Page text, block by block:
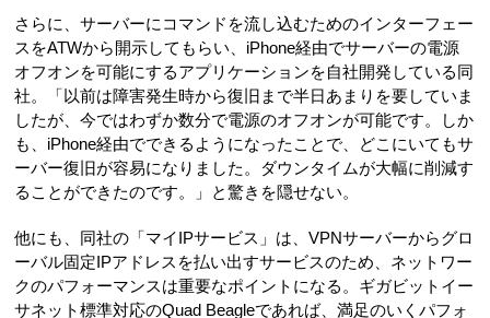
さらに、サーバーにコマンドを流し込むためのインターフェー
スをATWから開示してもらい、iPhone経由でサーバーの電源
オフオンを可能にするアプリケーションを自社開発している同
社。「以前は障害発生時から復旧まで半日あまりを要していま
したが、今ではわずか数分で電源のオフオンが可能です。しか
も、iPhone経由でできるようになったことで、どこにいてもサ
ーバー復旧が容易になりました。ダウンタイムが大幅に削減す
ることができたのです。」と驚きを隠せない。
他にも、同社の「マイIPサービス」は、VPNサーバーからグロ
ーバル固定IPアドレスを払い出すサービスのため、ネットワー
クのパフォーマンスは重要なポイントになる。ギガビットイー
サネット標準対応のQuad Beagleであれば、満足のいくパフォ